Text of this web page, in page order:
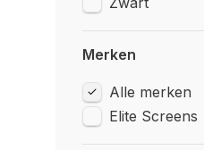
Merken
Alle merken
Elite Screens